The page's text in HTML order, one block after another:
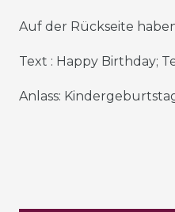
Auf der Rückseite
Text : Happy Birthday;
Anlass: